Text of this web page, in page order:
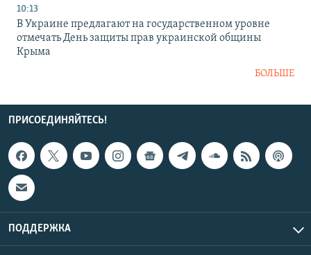
10:13
В Украине предлагают на государственном уровне
отмечать День защиты прав украинской общины
Крыма
БОЛЬШЕ
ПРИСОЕДИНЯЙТЕСЬ!
ПОДДЕРЖКА